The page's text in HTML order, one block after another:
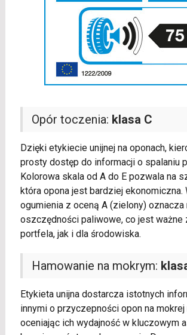
Opór toczenia: klasa C
Dzięki etykiecie unijnej na oponach,
prosty dostęp do informacji o spalaniu
Kolorowa skala od A do E pozwala na
która opona jest bardziej ekonomiczna.
ogumienia z oceną A (zielony)
oszczędności paliwowe, co jest ważne
portfela, jak i dla środowiska.
Hamowanie na mokrym:
Etykieta unijna dostarcza istotnych
innymi o przyczepności opon na
oceniając ich wydajność w kluczowym